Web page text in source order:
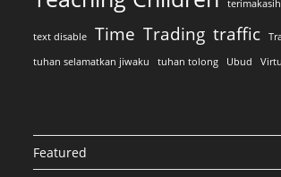
text disable Time Trading traffic
tuhan selamatkan jiwaku
tuhan tolong Ubud
Featured